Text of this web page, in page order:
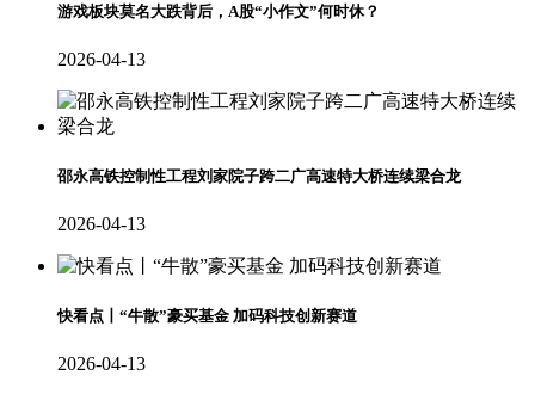
游戏板块莫名大跌背后，A股“小作文”何时休？
2026-04-13
邵永高铁控制性工程刘家院子跨二广高速特大桥连续梁合龙
2026-04-13
快看点丨“牛散”豪买基金 加码科技创新赛道
2026-04-13